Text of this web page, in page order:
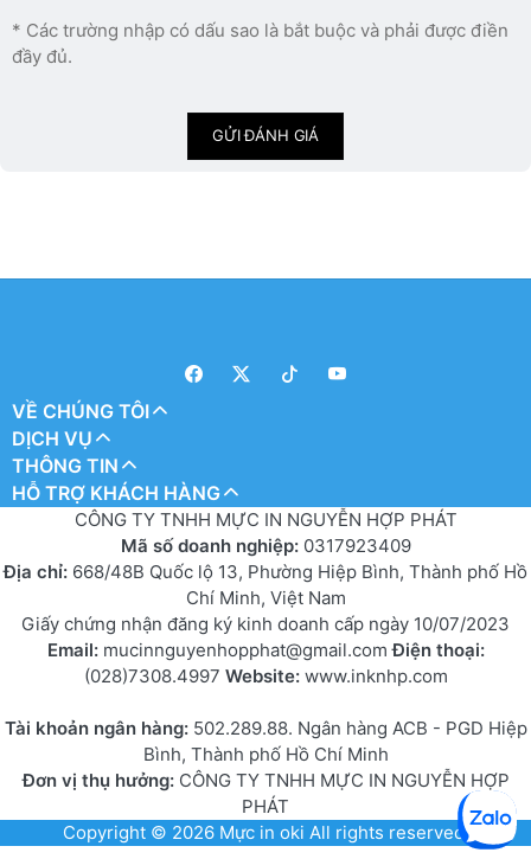
* Các trường nhập có dấu sao là bắt buộc và phải được điền
đầy đủ.
GỬI ĐÁNH GIÁ
VỀ CHÚNG TÔI
DỊCH VỤ
THÔNG TIN
HỖ TRỢ KHÁCH HÀNG
CÔNG TY TNHH MỰC IN NGUYỄN HỢP PHÁT
Mã số doanh nghiệp: 0317923409
Địa chỉ: 668/48B Quốc lộ 13, Phường Hiệp Bình, Thành phố Hồ
Chí Minh, Việt Nam
Giấy chứng nhận đăng ký kinh doanh cấp ngày 10/07/2023
Email: mucinnguyenhopphat@gmail.comĐiện thoại:
(028)7308.4997 Website: www.inknhp.com
Tài khoản ngân hàng: 502.289.88. Ngân hàng ACB - PGD Hiệp
Bình, Thành phố Hồ Chí Minh
Đơn vị thụ hưởng:CÔNG TY TNHH MỰC IN NGUYỄN HỢP
PHÁT
Copyright © 2026 Mực in oki All rights reserved.